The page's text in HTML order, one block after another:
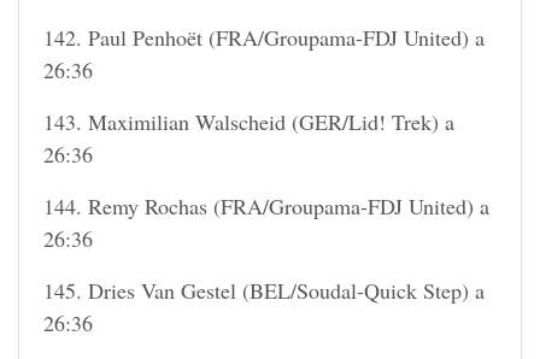
142. Paul Penhoët (FRA/Groupama-FDJ United) a
26:36
143. Maximilian Walscheid (GER/Lid! Trek) a
26:36
144. Remy Rochas (FRA/Groupama-FDJ United) a
26:36
145. Dries Van Gestel (BEL/Soudal-Quick Step) a
26:36